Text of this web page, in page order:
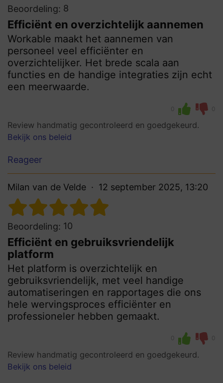
Beoordeling: 8
Efficiënt en overzichtelijk aannemen
Workable maakt het aannemen van
personeel veel efficiënter en
overzichtelijker. Het brede scala aan
functies en de handige integraties zijn echt
een meerwaarde.
0 0
Review handmatig gecontroleerd en goedgekeurd.
Bekijk ons beleid
Reageer
Milan van de Velde 12 september 2025, 13:20
Beoordeling: 10
Efficiënt en gebruiksvriendelijk
platform
Het platform is overzichtelijk en
gebruiksvriendelijk, met veel handige
automatiseringen en rapportages die ons
hele wervingsproces efficiënter en
professioneler hebben gemaakt.
0 0
Review handmatig gecontroleerd en goedgekeurd.
Bekijk ons beleid